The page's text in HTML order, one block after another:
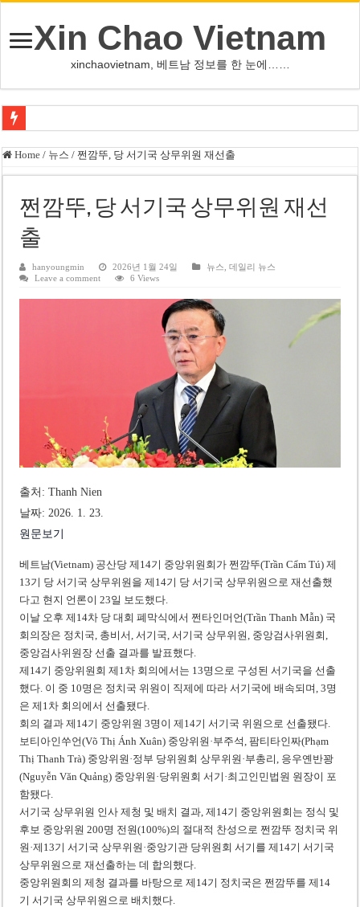
Xin Chao Vietnam
xinchaovietnam, 베트남 정보를 한 눈에……
베트남 화학·플라스틱 기업 납세 상위 10곳 공개…절반은 국영기업
MWG 대표 “올해 이익 목표 9조2천억동, 2~3개월 조기 달성 자신”
FIFA 인판티노 회장, 유럽 축구계·북미 정치권 불신임 압박 직면
미화원 쪽방 휴게실 논란…허리도 못 펴는 열악한 환경
우크라이나 전황 1,623일: 키이우, 탄도미사일 요격 실패…드론, 모스크바 집
호찌민 Đá Đỏ 수로 정비 사업, 2026년 말 완공 목표
미 국방부, 육군 참모총장 임명 난항
조세심판원, 배우 유연석 30억 세금 불복 청구 기각
베트남 축구, 아세안컵 2026 캄보디아전 대승 예고
Home / 뉴스 / 쩐깜뚜, 당 서기국 상무위원 재선출
쩐깜뚜, 당 서기국 상무위원 재선
출
hanyoungmin 2026년 1월 24일 뉴스 ,데일리 뉴스
Leave a comment
6 Views
출처: Thanh Nien
날짜: 2026. 1. 23.
원문보기
베트남(Vietnam) 공산당 제14기 중앙위원회가 쩐깜뚜(Trần Cẩm Tú) 제
13기 당 서기국 상무위원을 제14기 당 서기국 상무위원으로 재선출했
다고 현지 언론이 23일 보도했다.
이날 오후 제14차 당 대회 폐막식에서 쩐타인머언(Trần Thanh Mẫn) 국
회의장은 정치국, 총비서, 서기국, 서기국 상무위원, 중앙검사위원회,
중앙검사위원장 선출 결과를 발표했다.
제14기 중앙위원회 제1차 회의에서는 13명으로 구성된 서기국을 선출
했다. 이 중 10명은 정치국 위원이 직제에 따라 서기국에 배속되며, 3명
은 제1차 회의에서 선출됐다.
회의 결과 제14기 중앙위원 3명이 제14기 서기국 위원으로 선출됐다.
보티아인쑤언(Võ Thị Ánh Xuân) 중앙위원·부주석, 팜티타인짜(Phạm
Thị Thanh Trà) 중앙위원·정부 당위원회 상무위원·부총리, 응우옌반꽝
(Nguyễn Văn Quảng) 중앙위원·당위원회 서기·최고인민법원 원장이 포
함됐다.
서기국 상무위원 인사 제청 및 배치 결과, 제14기 중앙위원회는 정식 및
후보 중앙위원 200명 전원(100%)의 절대적 찬성으로 쩐깜뚜 정치국 위
원·제13기 서기국 상무위원·중앙기관 당위원회 서기를 제14기 서기국
상무위원으로 재선출하는 데 합의했다.
중앙위원회의 제청 결과를 바탕으로 제14기 정치국은 쩐깜뚜를 제14
기 서기국 상무위원으로 배치했다.